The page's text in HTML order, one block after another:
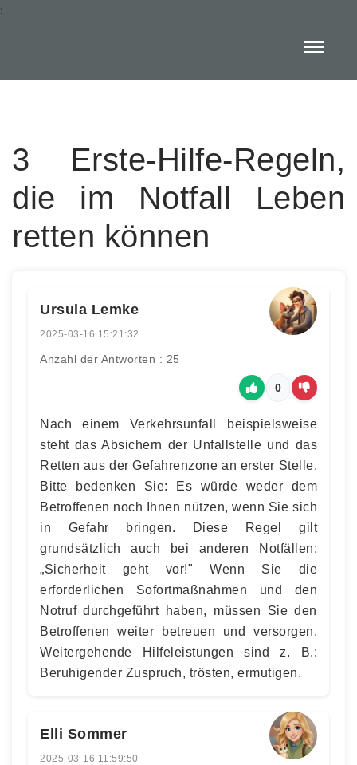
:
3 Erste-Hilfe-Regeln,
die im Notfall Leben
retten können
Ursula Lemke
2025-03-16 15:21:32
Anzahl der Antworten : 25
0
Nach einem Verkehrsunfall beispielsweise
steht das Absichern der Unfallstelle und das
Retten aus der Gefahrenzone an erster Stelle.
Bitte bedenken Sie: Es würde weder dem
Betroffenen noch Ihnen nützen, wenn Sie sich
in Gefahr bringen. Diese Regel gilt
grundsätzlich auch bei anderen Notfällen:
„Sicherheit geht vor!" Wenn Sie die
erforderlichen Sofortmaßnahmen und den
Notruf durchgeführt haben, müssen Sie den
Betroffenen weiter betreuen und versorgen.
Weitergehende Hilfeleistungen sind z. B.:
Beruhigender Zuspruch, trösten, ermutigen.
Elli Sommer
2025-03-16 11:59:50